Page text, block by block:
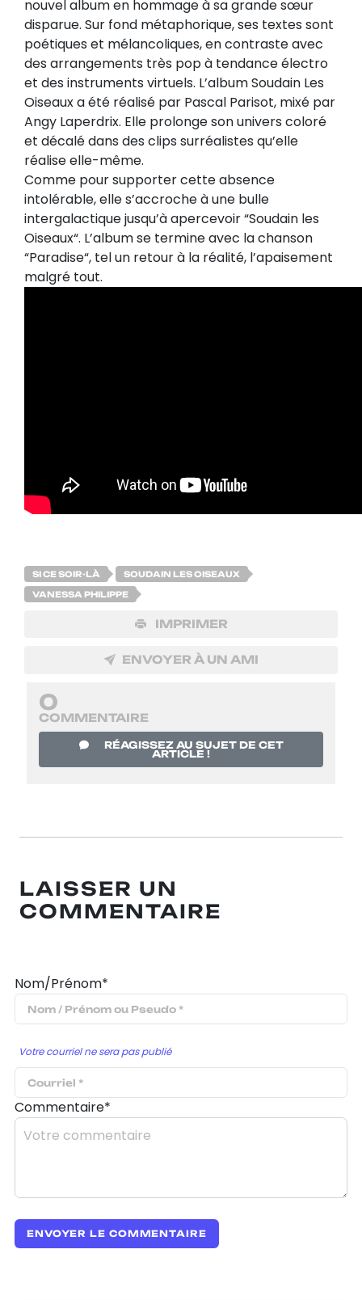
nouvel album en hommage à sa grande sœur
disparue. Sur fond métaphorique, ses textes sont
poétiques et mélancoliques, en contraste avec
des arrangements très pop à tendance électro
et des instruments virtuels. L’album Soudain Les
Oiseaux a été réalisé par Pascal Parisot, mixé par
Angy Laperdrix. Elle prolonge son univers coloré
et décalé dans des clips surréalistes qu’elle
réalise elle-même.
Comme pour supporter cette absence
intolérable, elle s’accroche à une bulle
intergalactique jusqu’à apercevoir “Soudain les
Oiseaux“. L’album se termine avec la chanson
“Paradise“, tel un retour à la réalité, l’apaisement
malgré tout.
SI CE SOIR-LÀ SOUDAIN LES OISEAUX
VANESSA PHILIPPE
IMPRIMER
ENVOYER À UN AMI
0
COMMENTAIRE
RÉAGISSEZ AU SUJET DE CET
ARTICLE !
LAISSER UN
COMMENTAIRE
Nom/Prénom*
Votre courriel ne sera pas publié
Commentaire*